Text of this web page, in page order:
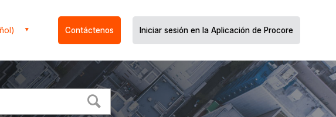
Contáctenos Iniciar sesión en la Aplicación de Procore